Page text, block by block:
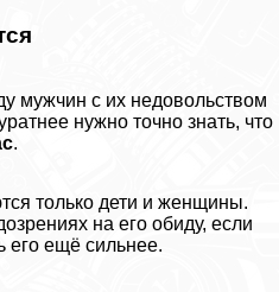
мужчин с их недовольством
нужно точно знать, что
.
только дети и женщины.
на его обиду, если
его ещё сильнее.